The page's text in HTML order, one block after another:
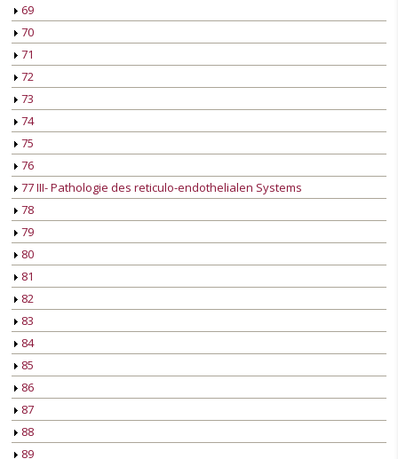
69
70
71
72
73
74
75
76
77 III- Pathologie des reticulo-endothelialen Systems
78
79
80
81
82
83
84
85
86
87
88
89